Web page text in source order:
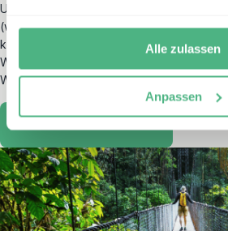
Alle zulassen
Anpassen
Unser Tipp: In La Fortuna sollten Sie die
(warme Wasserquellen, natürlich beheizt
können Sie in einem der heißen Becken
Wanderung des Tages entspannen und
Wasserbars genießen.